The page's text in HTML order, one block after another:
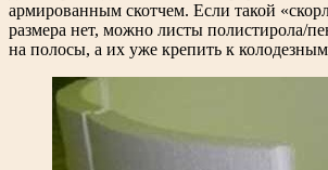
армированным скотчем. Если такой
размера нет, можно листы полистирола/
на полосы, а их уже крепить к